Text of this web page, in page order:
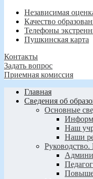
Независимая
Качество
Телефоны
Пушкинская карта
Контакты
Задать вопрос
Приемная комиссия
Главная
Сведения об
Основные
Наш
Наши
Руководство.